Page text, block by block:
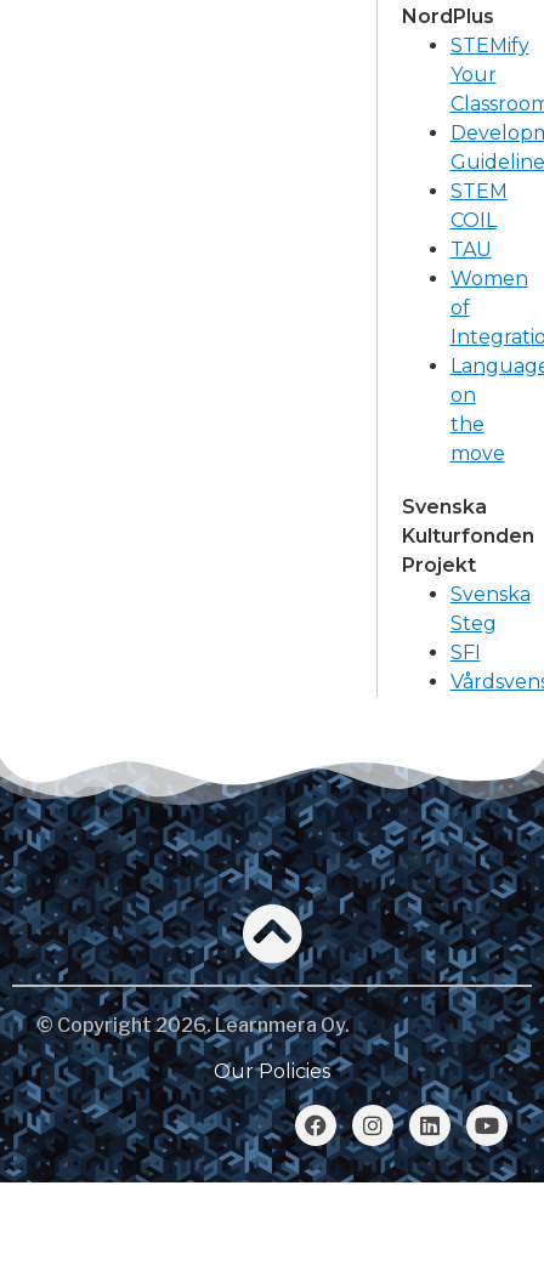
NordPlus
STEMify
Your
STEM
COIL
TAU
Women
of
on
the
move
Svenska
Kulturfonden
Projekt
Svenska
Steg
SFI
© Copyright 2026. Learnmera Oy.
Our Policies